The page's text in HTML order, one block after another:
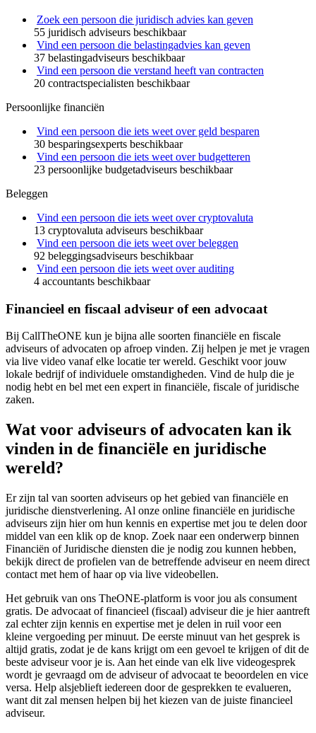
Zoek een persoon die juridisch advies kan geven
55 juridisch adviseurs beschikbaar
Vind een persoon die belastingadvies kan geven
37 belastingadviseurs beschikbaar
Vind een persoon die verstand heeft van contracten
20 contractspecialisten beschikbaar
Persoonlijke financiën
Vind een persoon die iets weet over geld besparen
30 besparingsexperts beschikbaar
Vind een persoon die iets weet over budgetteren
23 persoonlijke budgetadviseurs beschikbaar
Beleggen
Vind een persoon die iets weet over cryptovaluta
13 cryptovaluta adviseurs beschikbaar
Vind een persoon die iets weet over beleggen
92 beleggingsadviseurs beschikbaar
Vind een persoon die iets weet over auditing
4 accountants beschikbaar
Financieel en fiscaal adviseur of een advocaat
Bij CallTheONE kun je bijna alle soorten financiële en fiscale
adviseurs of advocaten op afroep vinden. Zij helpen je met je vragen
via live video vanaf elke locatie ter wereld. Geschikt voor jouw
lokale bedrijf of individuele omstandigheden. Vind de hulp die je
nodig hebt en bel met een expert in financiële, fiscale of juridische
zaken.
Wat voor adviseurs of advocaten kan ik
vinden in de financiële en juridische
wereld?
Er zijn tal van soorten adviseurs op het gebied van financiële en
juridische dienstverlening. Al onze online financiële en juridische
adviseurs zijn hier om hun kennis en expertise met jou te delen door
middel van een klik op de knop. Zoek naar een onderwerp binnen
Financiën of Juridische diensten die je nodig zou kunnen hebben,
bekijk direct de profielen van de betreffende adviseur en neem direct
contact met hem of haar op via live videobellen.
Het gebruik van ons TheONE-platform is voor jou als consument
gratis. De advocaat of financieel (fiscaal) adviseur die je hier aantreft
zal echter zijn kennis en expertise met je delen in ruil voor een
kleine vergoeding per minuut. De eerste minuut van het gesprek is
altijd gratis, zodat je de kans krijgt om een gevoel te krijgen of dit de
beste adviseur voor je is. Aan het einde van elk live videogesprek
wordt je gevraagd om de adviseur of advocaat te beoordelen en vice
versa. Help alsjeblieft iedereen door de gesprekken te evalueren,
want dit zal mensen helpen bij het kiezen van de juiste financieel
adviseur.